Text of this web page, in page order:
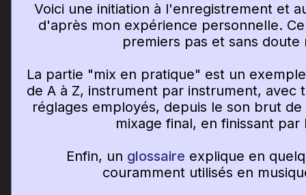
Voici une initiation à l'enregistrement et
d'après mon expérience personnelle.
premiers pas et sans doute
La partie "mix en pratique" est un
de A à Z, instrument par instrument, avec
réglages employés, depuis le son brut
mixage final, en finissant par
Enfin, un glossaire explique en
couramment utilisés en